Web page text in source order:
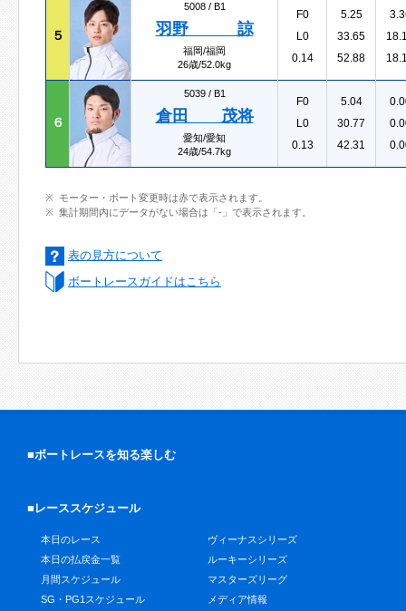
５
5008 / B1
羽野 諒
福岡/福岡
26歳/52.0kg
F0
L0
0.14
5.25
33.65
52.88
６
5039 / B1
倉田 茂将
愛知/愛知
24歳/54.7kg
F0
L0
0.13
5.04
30.77
42.31
モーター・ボート変更時は赤で表示されます。
集計期間内にデータがない場合は「-」で表示されます。
表の見方について
ボートレースガイドはこちら
■ボートレースを知る楽しむ
■レーススケジュール
本日のレース
本日の払戻金一覧
月間スケジュール
SG・PG1スケジュール
ヴィーナスシリーズ
ルーキーシリーズ
マスターズリーグ
メディア情報